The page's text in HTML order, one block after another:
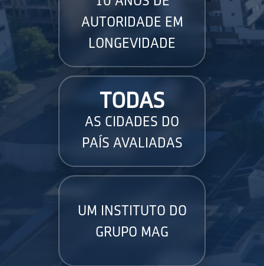
AUTORIDADE EM
LONGEVIDADE
TODAS
AS CIDADES DO
PAÍS AVALIADAS
UM INSTITUTO DO
GRUPO MAG